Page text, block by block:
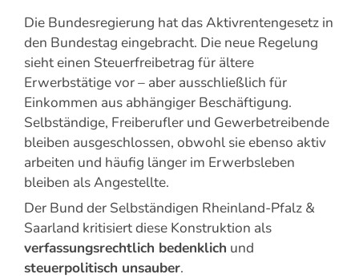
Die Bundesregierung hat das Aktivrentengesetz in
den Bundestag eingebracht. Die neue Regelung
sieht einen Steuerfreibetrag für ältere
Erwerbstätige vor – aber ausschließlich für
Einkommen aus abhängiger Beschäftigung.
Selbständige, Freiberufler und Gewerbetreibende
bleiben ausgeschlossen, obwohl sie ebenso aktiv
arbeiten und häufig länger im Erwerbsleben
bleiben als Angestellte.
Der Bund der Selbständigen Rheinland-Pfalz &
Saarland kritisiert diese Konstruktion als
verfassungsrechtlich bedenklich und
steuerpolitisch unsauber.